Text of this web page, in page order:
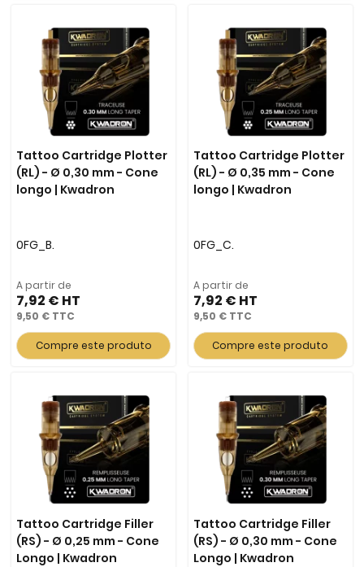
Tattoo Cartridge Plotter
(RL) - Ø 0,30 mm - Cone
longo | Kwadron
0FG_B.
A partir de
7,92 €
9,50 €
Compre este produto
Tattoo Cartridge Plotter
(RL) - Ø 0,35 mm - Cone
longo | Kwadron
0FG_C.
A partir de
7,92 €
9,50 €
Compre este produto
Tattoo Cartridge Filler
(RS) - Ø 0,25 mm - Cone
Longo | Kwadron
Tattoo Cartridge Filler
(RS) - Ø 0,30 mm - Cone
Longo | Kwadron